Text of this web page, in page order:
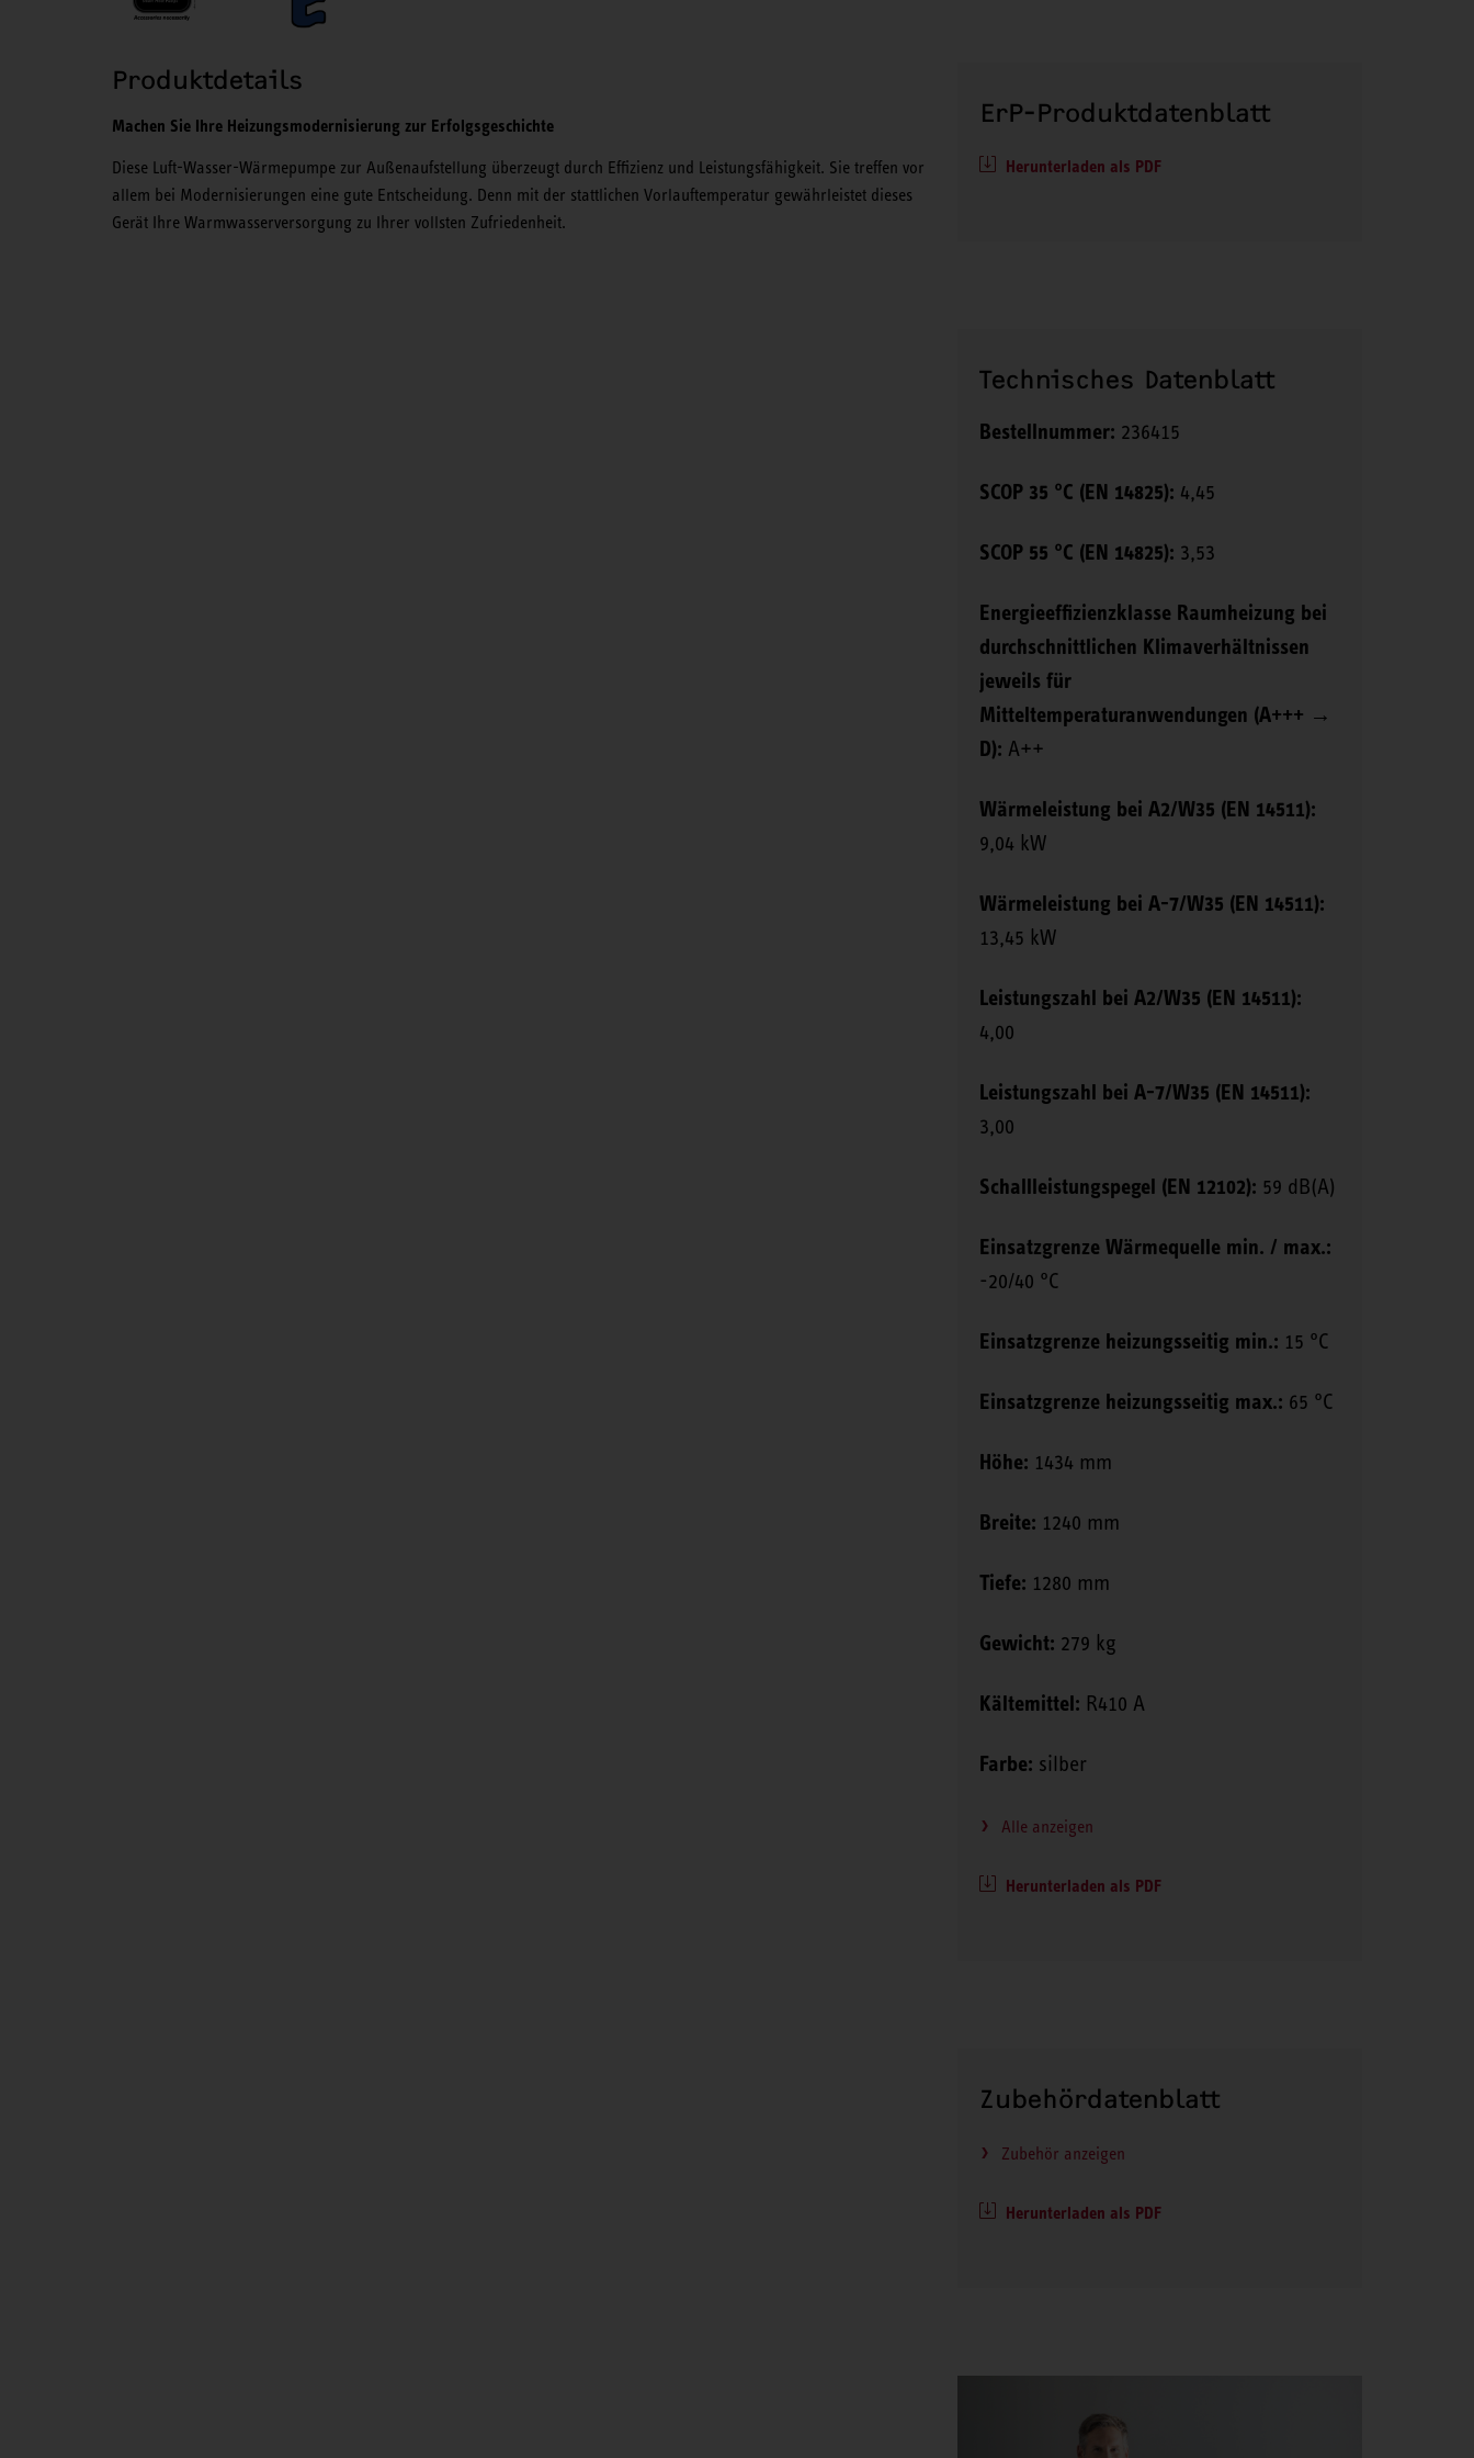
Produktdetails
Machen Sie Ihre Heizungsmodernisierung zur Erfolgsgeschichte
Diese Luft-Wasser-Wärmepumpe zur Außenaufstellung überzeugt durch Effizienz und Leistungsfähigkeit. Sie treffen vor
allem bei Modernisierungen eine gute Entscheidung. Denn mit der stattlichen Vorlauftemperatur gewährleistet dieses
Gerät Ihre Warmwasserversorgung zu Ihrer vollsten Zufriedenheit.
ErP-Produktdatenblatt
Herunterladen als PDF
Technisches Datenblatt
Bestellnummer: 236415
SCOP 35 °C (EN 14825): 4,45
SCOP 55 °C (EN 14825): 3,53
Energieeffizienzklasse Raumheizung bei
durchschnittlichen Klimaverhältnissen
jeweils für
Mitteltemperaturanwendungen (A+++ →
D): A++
Wärmeleistung bei A2/W35 (EN 14511):
9,04 kW
Wärmeleistung bei A-7/W35 (EN 14511):
13,45 kW
Leistungszahl bei A2/W35 (EN 14511):
4,00
Leistungszahl bei A-7/W35 (EN 14511):
3,00
Schallleistungspegel (EN 12102): 59 dB(A)
Einsatzgrenze Wärmequelle min. / max.:
-20/40 °C
Einsatzgrenze heizungsseitig min.: 15 °C
Einsatzgrenze heizungsseitig max.: 65 °C
Höhe: 1434 mm
Breite: 1240 mm
Tiefe: 1280 mm
Gewicht: 279 kg
Kältemittel: R410 A
Farbe: silber
Alle anzeigen
Herunterladen als PDF
Zubehördatenblatt
Zubehör anzeigen
Herunterladen als PDF